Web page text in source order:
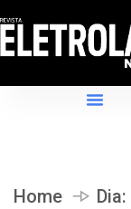
Home Dia: